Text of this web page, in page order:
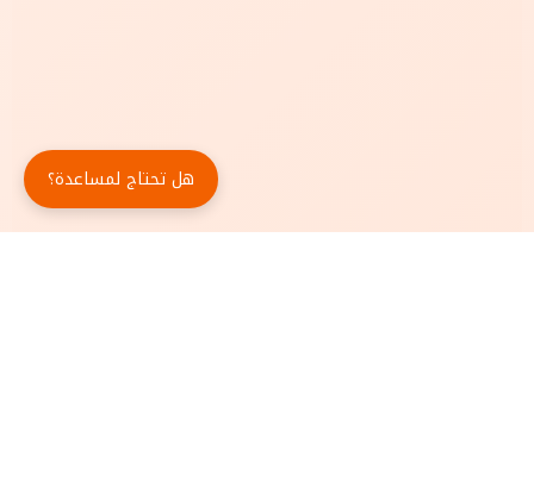
هل تحتاج لمساعدة؟